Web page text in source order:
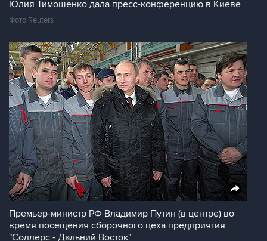
Юлия Тимошенко дала пресс-конференцию в Киеве
Фото Reuters
Премьер-министр РФ Владимир Путин (в центре) во
время посещения сборочного цеха предприятия
"Соллерс - Дальний Восток"